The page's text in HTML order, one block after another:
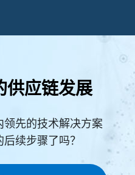
供应链发展
先的技术解决方案
续步骤了吗？